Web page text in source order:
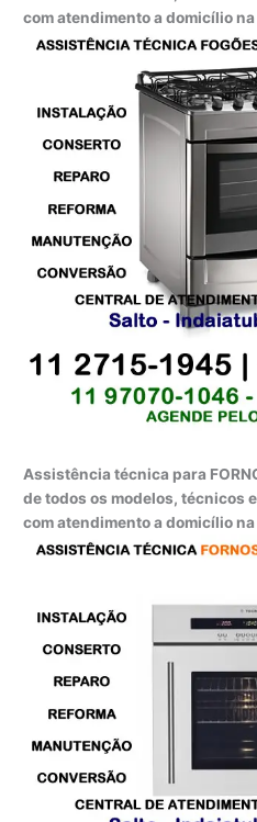
com atendimento a domicílio
Assistência técnica para
de todos os modelos, técnicos
com atendimento a domicílio